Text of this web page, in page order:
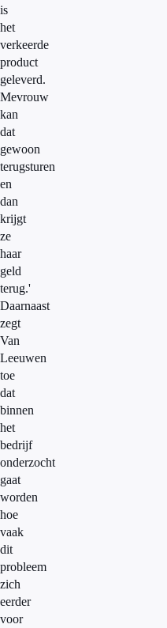
is
het
verkeerde
product
geleverd.
Mevrouw
kan
dat
gewoon
terugsturen
en
dan
krijgt
ze
haar
geld
terug.'
Daarnaast
zegt
Van
Leeuwen
toe
dat
binnen
het
bedrijf
onderzocht
gaat
worden
hoe
vaak
dit
probleem
zich
eerder
voor